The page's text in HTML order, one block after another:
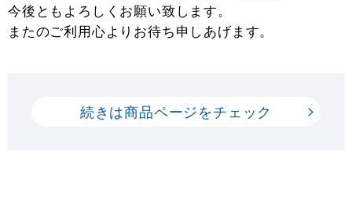
今後ともよろしくお願い致します。
またのご利用心よりお待ち申しあげます。
続きは商品ページをチェック